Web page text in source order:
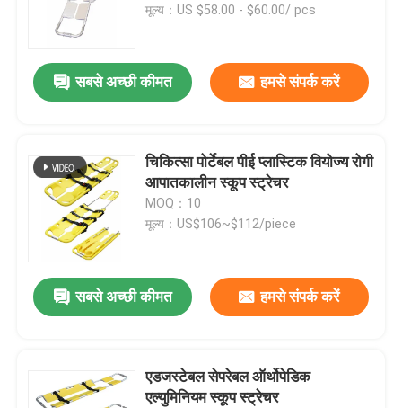
मूल्य：US $58.00 - $60.00/ pcs
सबसे अच्छी कीमत हमसे संपर्क करें
चिकित्सा पोर्टेबल पीई प्लास्टिक वियोज्य रोगी
आपातकालीन स्कूप स्ट्रेचर
MOQ：10
मूल्य：US$106~$112/piece
सबसे अच्छी कीमत हमसे संपर्क करें
एडजस्टेबल सेपरेबल ऑर्थोपेडिक
एल्युमिनियम स्कूप स्ट्रेचर